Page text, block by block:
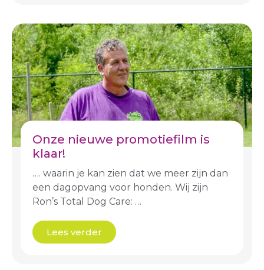
Onze nieuwe promotiefilm is
klaar!
…. waarin je kan zien dat we meer zijn dan
een dagopvang voor honden. Wij zijn
Ron’s Total Dog Care: …
Lees verder